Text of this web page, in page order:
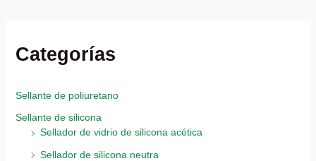
Categorías
Sellante de poliuretano
Sellante de silicona
Sellador de vidrio de silicona acética
Sellador de silicona neutra